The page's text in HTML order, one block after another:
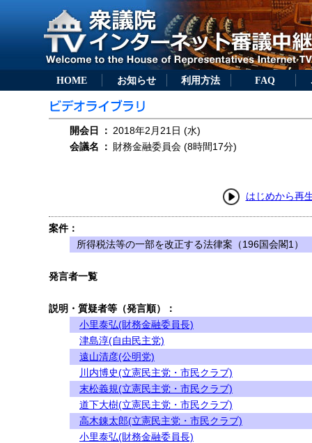
HOME お知らせ 利用方法 FAQ
開会日 ： 2018年2月21日 (水)
会議名
： 財務金融委員会 (8時間17分)
はじめから再
案件：
所得税法等の一部を改正する法律案（196国会閣1）
発言者一覧
説明・質疑者等（発言順）：
小里泰弘(財務金融委員長)
津島淳(自由民主党)
遠山清彦(公明党)
川内博史(立憲民主党・市民クラブ)
末松義規(立憲民主党・市民クラブ)
道下大樹(立憲民主党・市民クラブ)
高木錬太郎(立憲民主党・市民クラブ)
小里泰弘(財務金融委員長)